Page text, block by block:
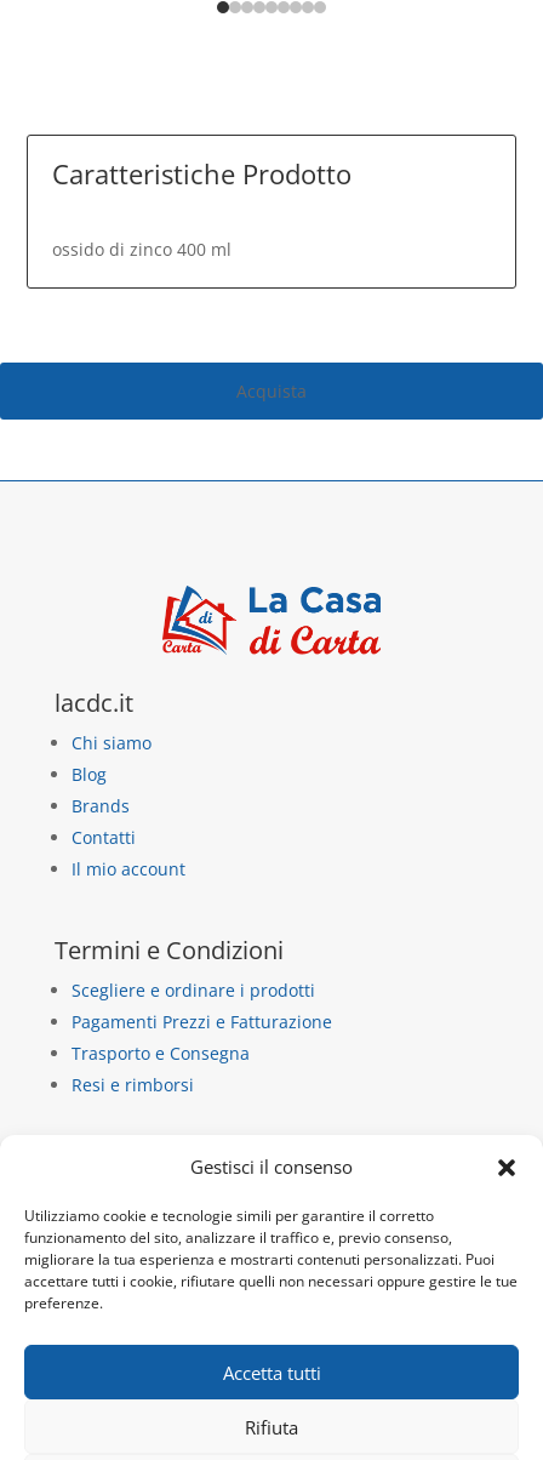
Gestisci il consenso
Utilizziamo cookie e tecnologie simili per garantire il corretto
funzionamento del sito, analizzare il traffico e, previo consenso,
migliorare la tua esperienza e mostrarti contenuti personalizzati. Puoi
accettare tutti i cookie, rifiutare quelli non necessari oppure gestire le tue
preferenze.
Accetta tutti
Rifiuta
Caratteristiche Prodotto
ossido di zinco 400 ml
Acquista
lacdc.it
Chi siamo
Blog
Brands
Contatti
Il mio account
Termini e Condizioni
Scegliere e ordinare i prodotti
Pagamenti Prezzi e Fatturazione
Trasporto e Consegna
Resi e rimborsi
La Casa di Carta
via dietro castello 13/b
10018 Pavone Canavese
P.IVA 10932920019
Email:info@lacdc.it